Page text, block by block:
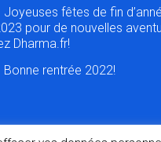
Joyeuses fêtes de fin
pour de nouvelles
Dharma.fr!
Bonne rentrée 2022!